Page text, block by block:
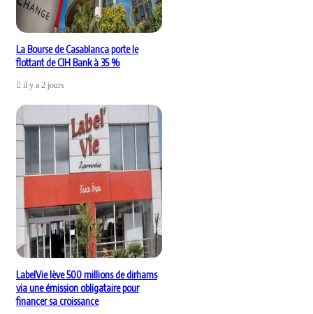
La Bourse de Casablanca porte le
flottant de CIH Bank à 35 %
il y a 2 jours
LabelVie lève 500 millions de dirhams
via une émission obligataire pour
financer sa croissance